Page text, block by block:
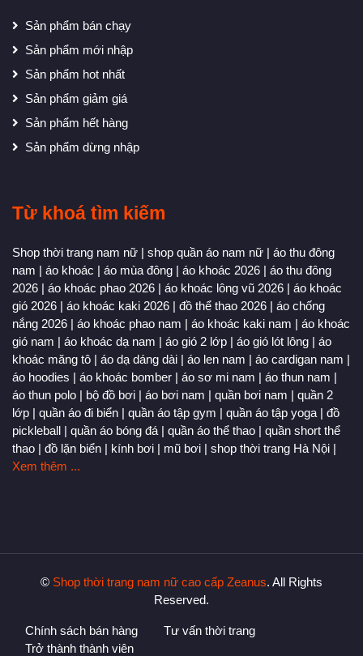
Sản phẩm bán chạy
Sản phẩm mới nhập
Sản phẩm hot nhất
Sản phẩm giảm giá
Sản phẩm hết hàng
Sản phẩm dừng nhập
Từ khoá tìm kiếm
Shop thời trang nam nữ | shop quần áo nam nữ | áo thu đông
nam | áo khoác | áo mùa đông | áo khoác 2026 | áo thu đông
2026 | áo khoác phao 2026 | áo khoác lông vũ 2026 | áo khoác
gió 2026 | áo khoác kaki 2026 | đồ thể thao 2026 | áo chống
nắng 2026 | áo khoác phao nam | áo khoác kaki nam | áo khoác
gió nam | áo khoác dạ nam | áo gió 2 lớp | áo gió lót lông | áo
khoác măng tô | áo dạ dáng dài | áo len nam | áo cardigan nam |
áo hoodies | áo khoác bomber | áo sơ mi nam | áo thun nam |
áo thun polo | bộ đồ bơi | áo bơi nam | quần bơi nam | quần 2
lớp | quần áo đi biển | quần áo tập gym | quần áo tập yoga | đồ
pickleball | quần áo bóng đá | quần áo thể thao | quần short thể
thao | đồ lặn biển | kính bơi | mũ bơi | shop thời trang Hà Nội |
Xem thêm ...
© Shop thời trang nam nữ cao cấp Zeanus. All Rights
Reserved.
Chính sách bán hàng
Tư vấn thời trang
Trở thành thành viên